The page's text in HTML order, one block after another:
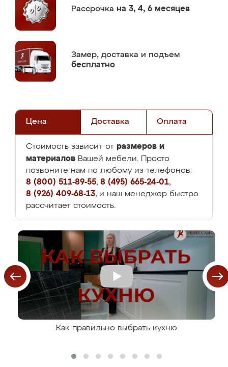
Рассрочка на 3, 4, 6 месяцев
Замер, доставка и подъем
бесплатно
Цена Доставка Оплата
Стоимость зависит от размеров и
материалов Вашей мебели. Просто
позвоните нам по любому из телефонов:
8 (800) 511-89-55, 8 (495) 665-24-01,
8 (926) 409-68-13, и наш менеджер быстро
рассчитает стоимость.
Как правильно выбрать кухню